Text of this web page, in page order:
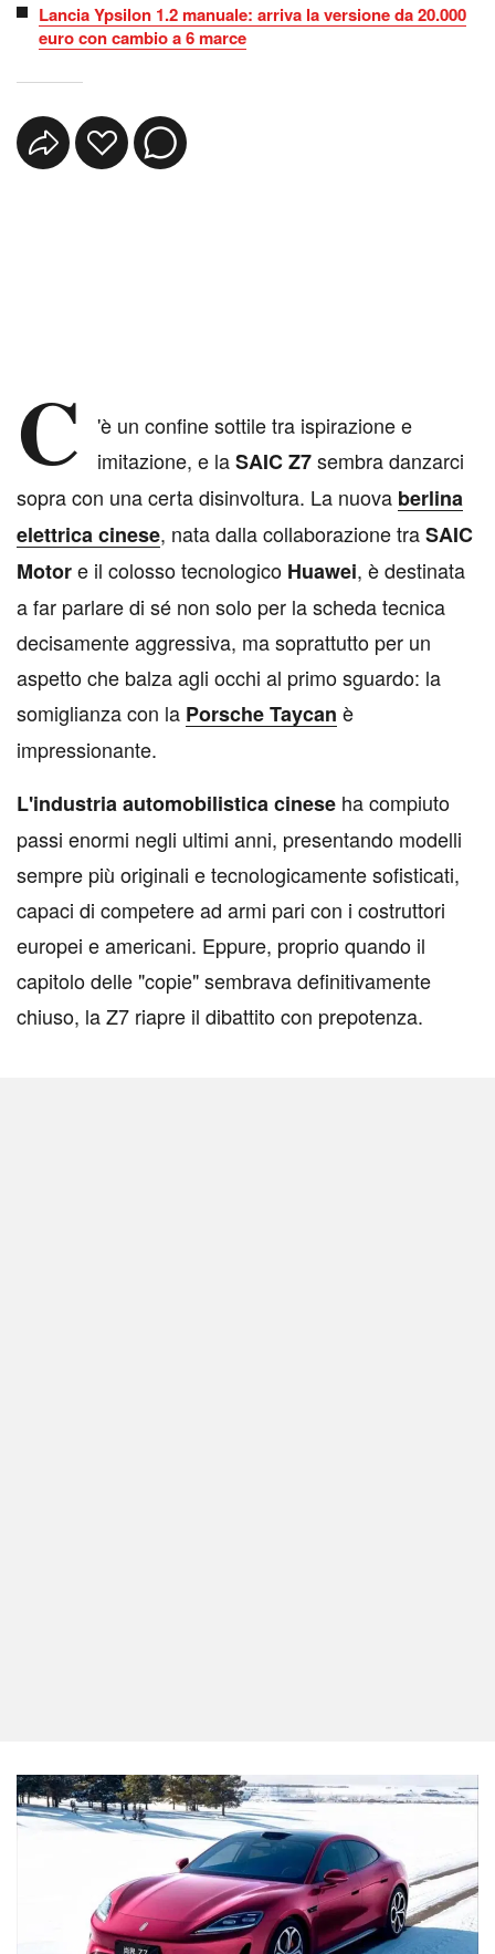
Lancia Ypsilon 1.2 manuale: arriva la versione da 20.000
euro con cambio a 6 marce
C
'è un confine sottile tra ispirazione e
imitazione, e laSAIC Z7sembra danzarci
sopra con una certa disinvoltura. La nuova berlina
elettrica cinese, nata dalla collaborazione traSAIC
Motore il colosso tecnologico Huawei, è destinata
a far parlare di sé non solo per la scheda tecnica
decisamente aggressiva, ma soprattutto per un
aspetto che balza agli occhi al primo sguardo: la
somiglianza con la Porsche Taycan è
impressionante.
L'industria automobilistica cinese ha compiuto
passi enormi negli ultimi anni, presentando modelli
sempre più originali e tecnologicamente sofisticati,
capaci di competere ad armi pari con i costruttori
europei e americani. Eppure, proprio quando il
capitolo delle "copie" sembrava definitivamente
chiuso, la Z7 riapre il dibattito con prepotenza.